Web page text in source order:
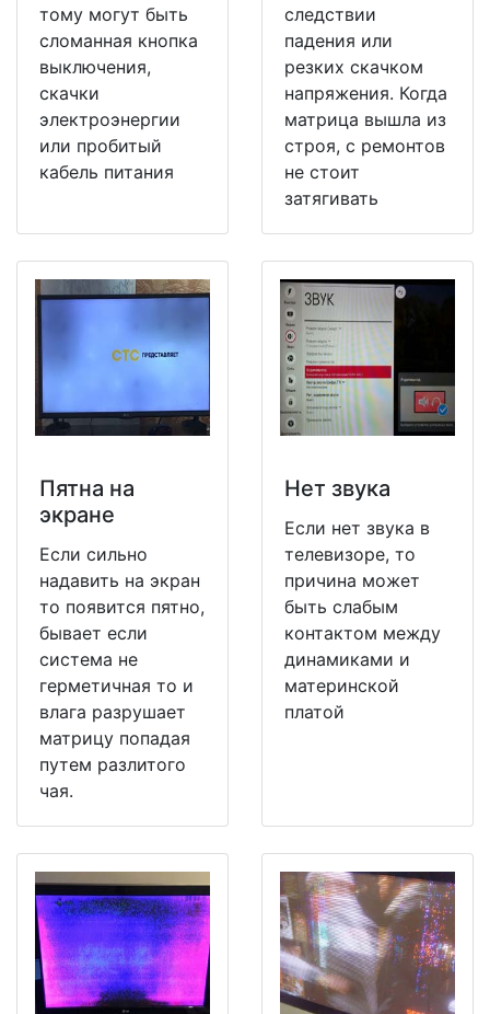
тому могут быть
сломанная кнопка
выключения,
скачки
электроэнергии
или пробитый
кабель питания
следствии
падения или
резких скачком
напряжения. Когда
матрица вышла из
строя, с ремонтов
не стоит
затягивать
Пятна на
экране
Если сильно
надавить на экран
то появится пятно,
бывает если
система не
герметичная то и
влага разрушает
матрицу попадая
путем разлитого
чая.
Нет звука
Если нет звука в
телевизоре, то
причина может
быть слабым
контактом между
динамиками и
материнской
платой